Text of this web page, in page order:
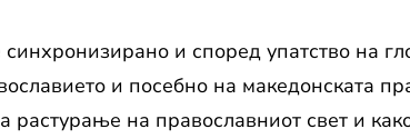
и според упатство на
и посебно на македонската
на православниот свет и